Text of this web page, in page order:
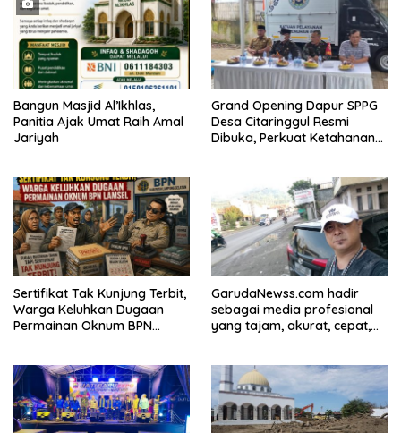
Bangun Masjid Al’Ikhlas,
Panitia Ajak Umat Raih Amal
Jariyah
Grand Opening Dapur SPPG
Desa Citaringgul Resmi
Dibuka, Perkuat Ketahanan
Sertifikat Tak Kunjung Terbit,
Warga Keluhkan Dugaan
Permainan Oknum BPN
GarudaNewss.com hadir
sebagai media profesional
yang tajam, akurat, cepat,
berkomitmen untuk selalu
memberikan informasi yang
berkualitas serta menjadi